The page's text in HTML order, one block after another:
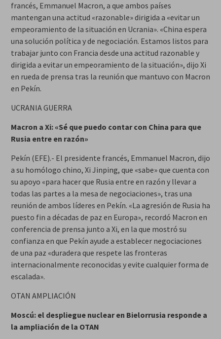
francés, Emmanuel Macron, a que ambos países
mantengan una actitud «razonable» dirigida a «evitar un
empeoramiento de la situación en Ucrania». «China espera
una solución política y de negociación. Estamos listos para
trabajar junto con Francia desde una actitud razonable y
dirigida a evitar un empeoramiento de la situación», dijo Xi
en rueda de prensa tras la reunión que mantuvo con Macron
en Pekín.
UCRANIA GUERRA
Macron a Xi: «Sé que puedo contar con China para que
Rusia entre en razón»
Pekín (EFE).- El presidente francés, Emmanuel Macron, dijo
a su homólogo chino, Xi Jinping, que «sabe» que cuenta con
su apoyo «para hacer que Rusia entre en razón y llevar a
todas las partes a la mesa de negociaciones», tras una
reunión de ambos líderes en Pekín. «La agresión de Rusia ha
puesto fin a décadas de paz en Europa», recordó Macron en
conferencia de prensa junto a Xi, en la que mostró su
confianza en que Pekín ayude a establecer negociaciones
de una paz «duradera que respete las fronteras
internacionalmente reconocidas y evite cualquier forma de
escalada».
OTAN AMPLIACIÓN
Moscú: el despliegue nuclear en Bielorrusia responde a
la ampliación de la OTAN